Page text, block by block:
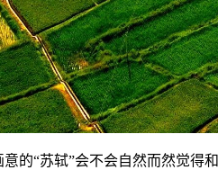
的“苏轼”会不会自然而然觉得和